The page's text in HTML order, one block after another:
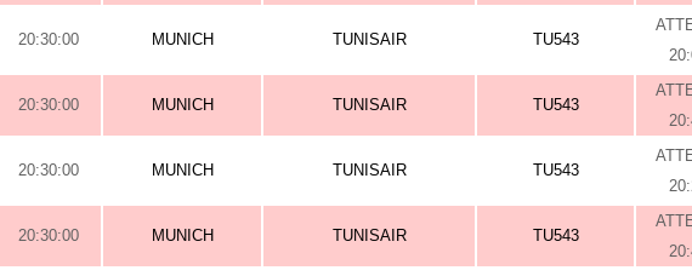
20:30:00 MUNICH TUNISAIR TU543
20:30:00 MUNICH TUNISAIR TU543
20:30:00 MUNICH TUNISAIR TU543
20:30:00 MUNICH TUNISAIR TU543